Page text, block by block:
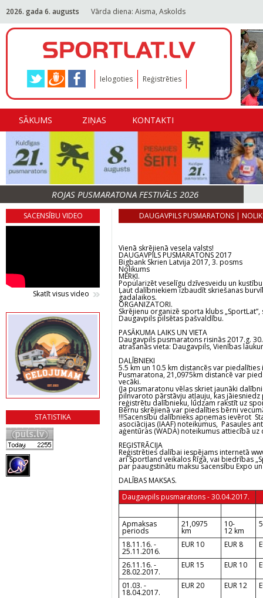
2026. gada 6. augusts Vārda diena: Aisma, Askolds
Ielogoties Reģistrēties
SĀKUMS ZIŅAS KONTAKTI
ROJAS PUSMARATONA FESTIVĀLS 2026
SACENSĪBU VIDEO
Skatīt visus video
STATISTIKA
DAUGAVPILS PUSMARATONS |
Vienā skrējienā vesela valsts!
DAUGAVPILS PUSMARATONS 2017
Bigbank Skrien Latvija 2017, 3. posms
Nolikums
MĒRĶI.
Popularizēt veselīgu dzīvesveidu un
Ļaut dalībniekiem izbaudīt skriešanas
gadalaikos.
ORGANIZATORI.
Skrējienu organizē sporta klubs
Daugavpils pilsētas pašvaldību.
PASĀKUMA LAIKS UN VIETA
Daugavpils pusmaratons risinās 2017.g.
atrašanās vieta: Daugavpils, Vienības
DALĪBNIEKI
5.5 km un 10.5 km distancēs var
Pusmaratona, 21,0975km distancē var
vecāki.
(Ja pusmaratonu vēlas skriet jaunāki
pilnvaroto pārstāvju atļauju, kas jāiesniedz
reģistrētu dalībnieku, lūdzam rakstīt uz
Bērnu skrējienā var piedalīties bērni
!!!Sacensību dalībnieks apņemas ievērot
asociācijas (IAAF) noteikumus, Pasaules
aģentūras (WADA) noteikumus attiecībā
REĢISTRĀCIJA
Reģistrēties dalībai iespējams internetā
arī Sportland veikalos Rīgā, vai biedrības
par paaugstinātu maksu sacensību Expo
DALĪBAS MAKSAS.
Daugavpils pusmaratons - 30.04.2017.
Apmaksas
periods
21,0975
km
10-
12 km
18.11.16. -
25.11.2016.
EUR 10 EUR 8
26.11.16. -
28.02.2017.
EUR 15 EUR 10
01.03. -
18.04.2017.
EUR 20 EUR 12